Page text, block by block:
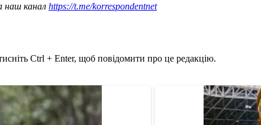
наш канал https://t.me/korrespondentnet
Ctrl + Enter, щоб повідомити про це редакцію.